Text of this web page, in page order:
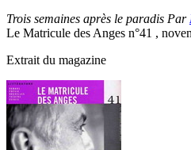
Trois semaines après le paradis Par
Le Matricule des Anges n°41 ,
Extrait du magazine